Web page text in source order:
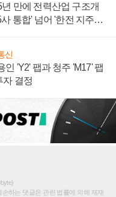
만에 전력산업 구조개
통합' 넘어 '한전 지주사'
신
인 'Y2' 팹과 청주 'M17' 팹
자 결정
하는 댓글은 관련 법률에 의해 제재